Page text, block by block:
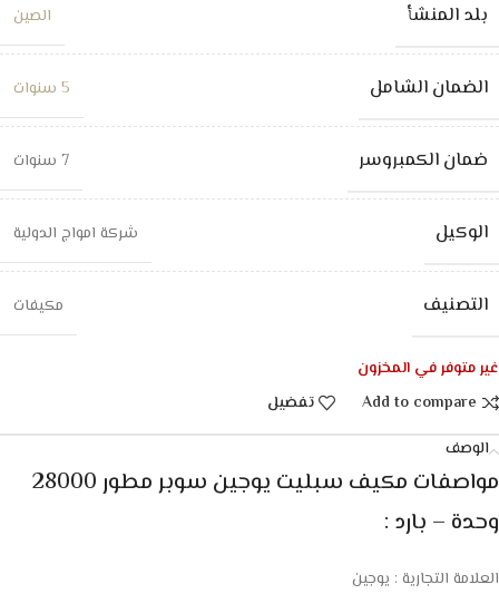
بلد المنشأ الصين
الضمان الشامل 5 سنوات
ضمان الكمبروسر 7 سنوات
الوكيل شركة امواج الدولية
التصنيف مكيفات
غير متوفر في المخزون
Add to compare
تفضيل
الوصف
مواصفات مكيف سبليت يوجين سوبر مطور 28000
وحدة – بارد :
العلامة التجارية : يوجين